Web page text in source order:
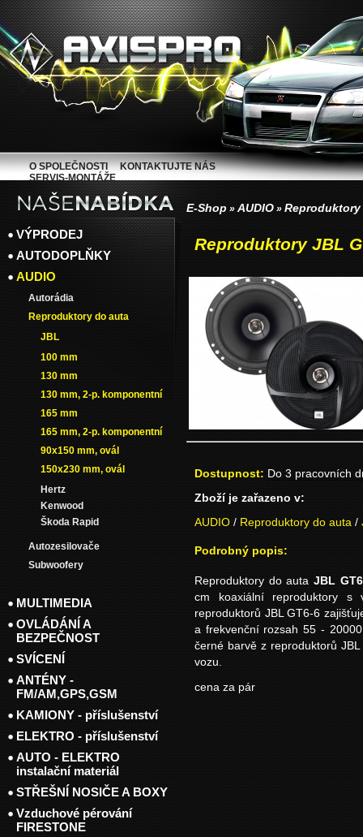
E-Shop » AUDIO »
Reproduktory JBL
Dostupnost: Do 3 pracovních
Zboží je zařazeno v:
AUDIO / Reproduktory do auta /
Podrobný popis:
Reproduktory do auta JBL
cm koaxiální reproduktory s
reproduktorů JBL GT6-6
a frekvenční rozsah 55 -
černé barvě z reproduktorů
vozu.
cena za pár
VÝPRODEJ
AUTODOPLŇKY
AUDIO
Autorádia
Reproduktory do auta
JBL
100 mm
130 mm
130 mm, 2-p. komponentní
165 mm
165 mm, 2-p. komponentní
90x150 mm, ovál
150x230 mm, ovál
Hertz
Kenwood
Škoda Rapid
Autozesilovače
Subwoofery
MULTIMEDIA
OVLÁDÁNÍ A
BEZPEČNOST
SVÍCENÍ
ANTÉNY -
FM/AM,GPS,GSM
KAMIONY - příslušenství
ELEKTRO - příslušenství
AUTO - ELEKTRO
instalační materiál
STŘEŠNÍ NOSIČE A BOXY
Vzduchové pérování
FIRESTONE
O SPOLEČNOSTI
KONTAKTUJTE NÁS
SERVIS-MONTÁŽE